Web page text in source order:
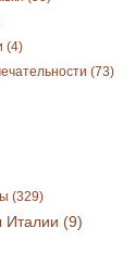
(4)
(73)
(329)
Италии (9)